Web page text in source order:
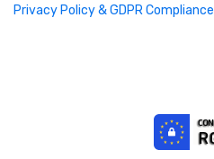
Privacy Policy & GDPR Compliance